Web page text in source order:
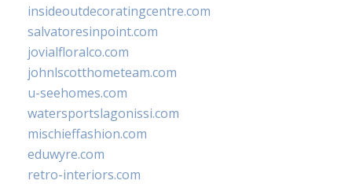
insideoutdecoratingcentre.com
salvatoresinpoint.com
jovialfloralco.com
johnlscotthometeam.com
u-seehomes.com
watersportslagonissi.com
mischieffashion.com
eduwyre.com
retro-interiors.com